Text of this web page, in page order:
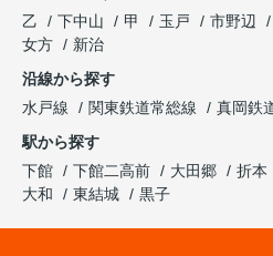
乙
下中山 甲 玉戸 市野辺
女方
新治
沿線から探す
水戸線
関東鉄道常総線 真岡鉄
駅から探す
下館
下館二高前 大田郷 折本
大和
東結城 黒子